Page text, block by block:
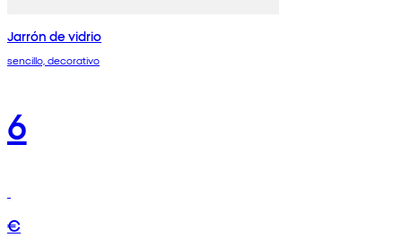
Jarrón de vidrio
sencillo, decorativo
6
€